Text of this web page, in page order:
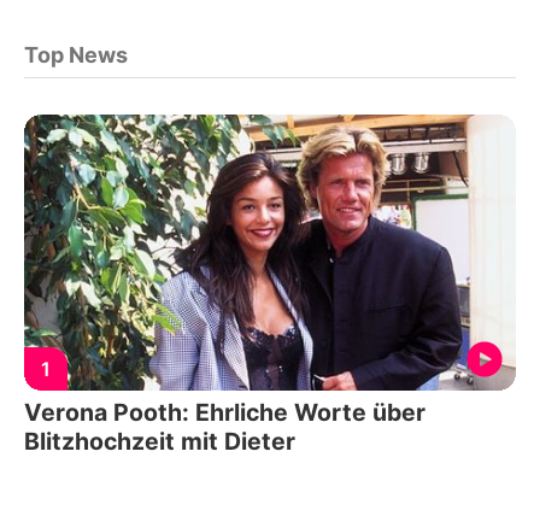
Top News
1
Verona Pooth: Ehrliche Worte über
Blitzhochzeit mit Dieter